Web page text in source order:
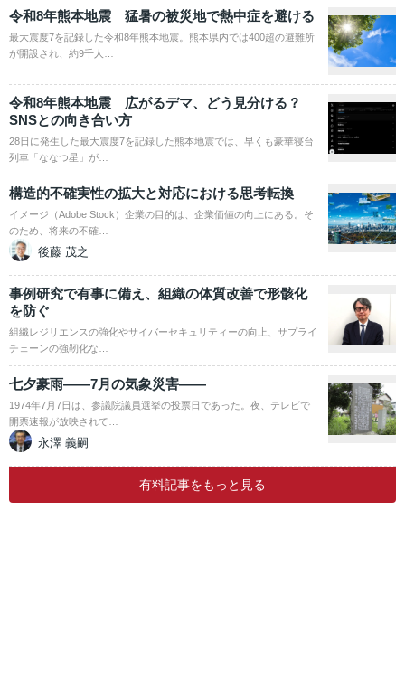
令和8年熊本地震 猛暑の被災地で熱中症を避ける
最大震度7を記録した令和8年熊本地震。熊本県内では400超の避難所
が開設され、約9千人…
令和8年熊本地震 広がるデマ、どう見分ける？
SNSとの向き合い方
28日に発生した最大震度7を記録した熊本地震では、早くも豪華寝台
列車「ななつ星」が…
構造的不確実性の拡大と対応における思考転換
イメージ（Adobe Stock）企業の目的は、企業価値の向上にある。そ
のため、将来の不確…
後藤 茂之
事例研究で有事に備え、組織の体質改善で形骸化
を防ぐ
組織レジリエンスの強化やサイバーセキュリティーの向上、サプライ
チェーンの強靭化な…
七夕豪雨――7月の気象災害――
1974年7月7日は、参議院議員選挙の投票日であった。夜、テレビで
開票速報が放映されて…
永澤 義嗣
有料記事をもっと見る